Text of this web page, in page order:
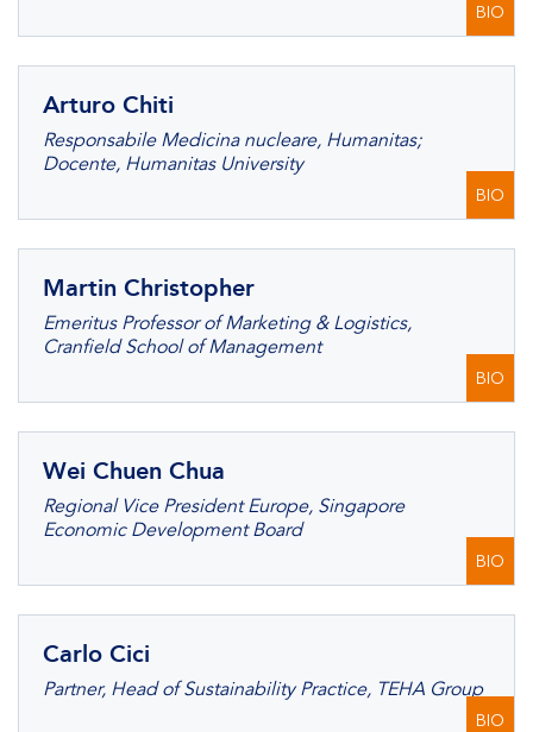
BIO
Arturo Chiti
Responsabile Medicina nucleare, Humanitas;
Docente, Humanitas University
BIO
Martin Christopher
Emeritus Professor of Marketing & Logistics,
Cranfield School of Management
BIO
Wei Chuen Chua
Regional Vice President Europe, Singapore
Economic Development Board
BIO
Carlo Cici
Partner, Head of Sustainability Practice, TEHA Group
BIO